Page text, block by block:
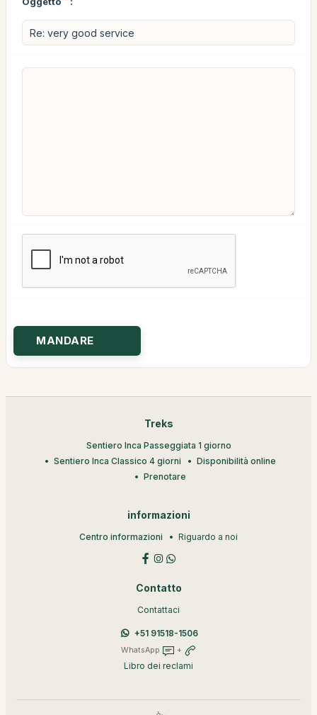
Treks
Sentiero Inca Passeggiata 1 giorno
Sentiero Inca Classico 4 giorni
Disponibilità online
Prenotare
informazioni
Centro informazioni Riguardo a noi
Contatto
Contattaci
+51 91518-1506
WhatsApp +
Libro dei reclami